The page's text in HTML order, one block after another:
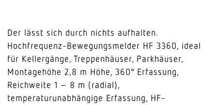
Der lässt sich durch nichts aufhalten.
Hochfrequenz-Bewegungsmelder HF 3360, ideal
für Kellergänge, Treppenhäuser, Parkhäuser,
Montagehöhe 2,8 m Höhe, 360° Erfassung,
Reichweite 1 – 8 m (radial),
temperaturunabhängige Erfassung, HF-